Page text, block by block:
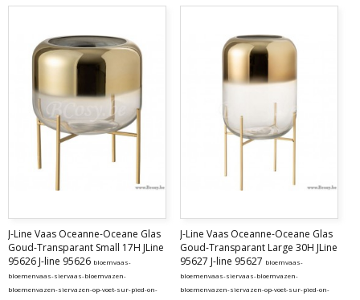
J-Line Vaas Oceanne-Oceane Glas
Goud-Transparant Small 17H JLine
95626 J-line 95626 bloemvaas-
bloemenvaas-siervaas-bloemvazen-
bloemenvazen-siervazen-op-voet-sur-pied-on-
J-Line Vaas Oceanne-Oceane Glas
Goud-Transparant Large 30H JLine
95627 J-line 95627 bloemvaas-
bloemenvaas-siervaas-bloemvazen-
bloemenvazen-siervazen-op-voet-sur-pied-on-